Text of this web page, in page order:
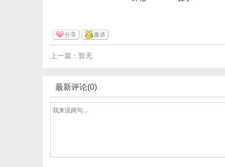
分享 邀请
上一篇：暂无
最新评论(0)